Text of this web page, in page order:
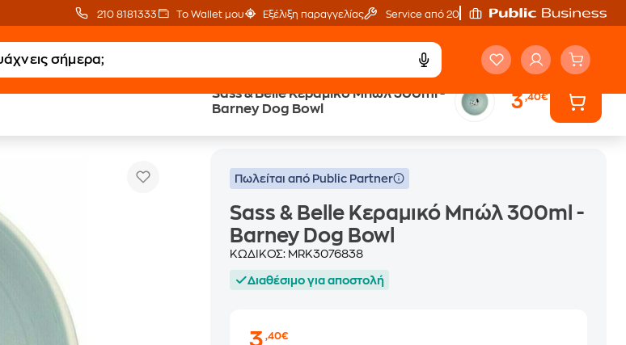
210 8181333 Το Wallet μου Εξέλιξη παραγγελίας Service από 20'
Sass & Belle Κεραμικό Μπώλ 300ml -
Barney Dog Bowl
3,40€
Sass & Belle Κεραμικό Μπώλ 300ml - Barney Dog Bowl
Πωλείται από Public Partner
Sass & Belle Κεραμικό Μπώλ 300ml -
Barney Dog Bowl
ΚΩΔΙΚΟΣ: MRK3076838
Διαθέσιμο για αποστολή
3,40€